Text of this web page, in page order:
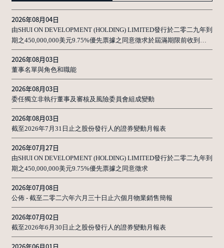
2026年08月04日
由SHUI ON DEVELOPMENT (HOLDING) LIMITED發行於二零二九年到
期之450,000,000美元9.75%優先票據之同意徵求於屆滿期限前收到的
同意結果
2026年08月03日
董事名單與角色和職能
2026年08月03日
委任獨立非執行董事及審核及風險委員會組成變動
2026年08月03日
截至2026年7月31日止之股份發行人的證券變動月報表
2026年07月27日
由SHUI ON DEVELOPMENT (HOLDING) LIMITED發行於二零二九年到
期之450,000,000美元9.75%優先票據之同意徵求
2026年07月08日
公佈 - 截至二零二六年六月三十日止六個月物業銷售簡報
2026年07月02日
截至2026年6月30日止之股份發行人的證券變動月報表